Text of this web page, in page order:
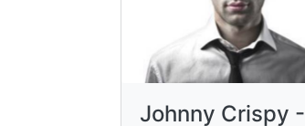
Johnny Crispy -